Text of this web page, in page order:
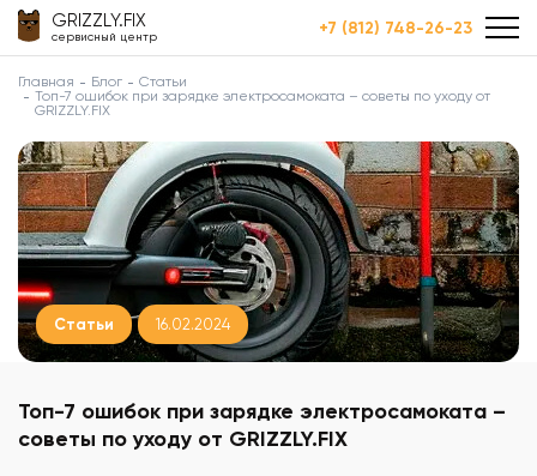
GRIZZLY.FIX
сервисный центр +7 (812) 748-26-23
Главная Блог
Статьи
Топ-7 ошибок при зарядке электросамоката – советы по уходу от
GRIZZLY.FIX
Статьи 16.02.2024
Топ-7 ошибок при зарядке электросамоката –
советы по уходу от GRIZZLY.FIX